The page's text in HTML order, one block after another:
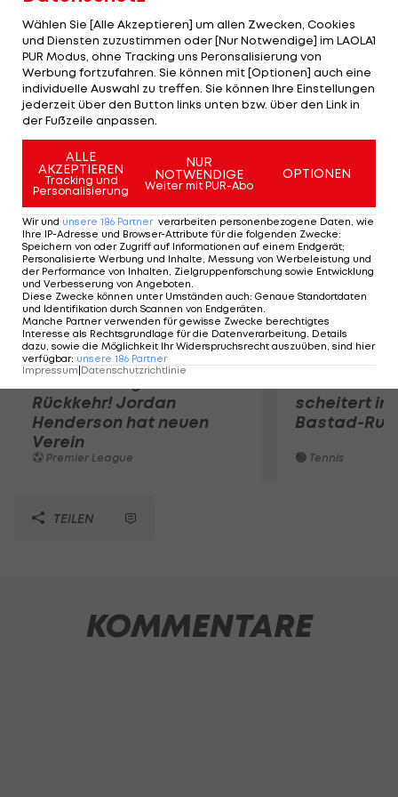
sicherlich beschleunigen." 'Es gibt jetzt noch
neurologische Untersuchungen im Krankenhaus
Ried und wenn alles optimal verläuft, kann Oliver
das Krankenhaus in ca. einer Woche verlassen',
erklärt Mannschaftsarzt Freund.
Mehr zum Thema
Rückkehr! Jordan
Henderson hat neuen
Verein
Premier League
scheitert in
Bastad-
Tennis
TEILEN
KOMMENTARE
Wählen Sie [Alle Akzeptieren] um allen Zwecken, Cookies
und Diensten zuzustimmen oder [Nur Notwendige] im LAOLA1
PUR Modus, ohne Tracking uns Peronsalisierung von
Werbung fortzufahren. Sie können mit [Optionen] auch eine
individuelle Auswahl zu treffen. Sie können Ihre Einstellungen
jederzeit über den Button links unten bzw. über den Link in
der Fußzeile anpassen.
ALLE
AKZEPTIEREN
Tracking und
Personalisierung
NUR
NOTWENDIGE
Weiter mit PUR-Abo
OPTIONEN
Wir und unsere 186 Partner verarbeiten personenbezogene Daten, wie
Ihre IP-Adresse und Browser-Attribute für die folgenden Zwecke:
Speichern von oder Zugriff auf Informationen auf einem Endgerät;
Personalisierte Werbung und Inhalte, Messung von Werbeleistung und
der Performance von Inhalten, Zielgruppenforschung sowie Entwicklung
und Verbesserung von Angeboten.
Diese Zwecke können unter Umständen auch: Genaue Standortdaten
und Identifikation durch Scannen von Endgeräten.
Manche Partner verwenden für gewisse Zwecke berechtigtes
Interesse als Rechtsgrundlage für die Datenverarbeitung. Details
dazu, sowie die Möglichkeit Ihr Widerspruchsrecht auszuüben, sind hier
verfügbar: unsere 186 Partner
Impressum Datenschutzrichtlinie